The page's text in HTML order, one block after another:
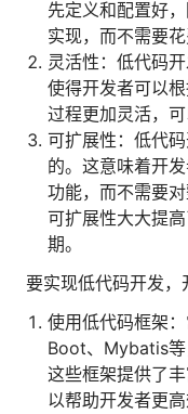
先定义和配置好
实现，而不需要
灵活性：低代码
使得开发者可以
过程更加灵活，
可扩展性：低代
的。这意味着开
功能，而不需要
可扩展性大大提
期。
要实现低代码开发，
使用低代码框架
Boot、Mybatis等
这些框架提供了
以帮助开发者更高